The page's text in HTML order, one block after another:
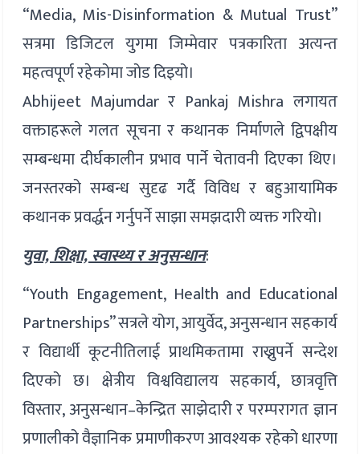
“Media, Mis-Disinformation & Mutual Trust”
सत्रमा डिजिटल युगमा जिम्मेवार पत्रकारिता अत्यन्त
महत्वपूर्ण रहेकोमा जोड दिइयो।
Abhijeet Majumdar र Pankaj Mishra लगायत
वक्ताहरूले गलत सूचना र कथानक निर्माणले द्विपक्षीय
सम्बन्धमा दीर्घकालीन प्रभाव पार्ने चेतावनी दिएका थिए।
जनस्तरको सम्बन्ध सुदृढ गर्दै विविध र बहुआयामिक
कथानक प्रवर्द्धन गर्नुपर्ने साझा समझदारी व्यक्त गरियो।
युवा, शिक्षा, स्वास्थ्य र अनुसन्धान:
“Youth Engagement, Health and Educational
Partnerships” सत्रले योग, आयुर्वेद, अनुसन्धान सहकार्य
र विद्यार्थी कूटनीतिलाई प्राथमिकतामा राख्नुपर्ने सन्देश
दिएको छ। क्षेत्रीय विश्वविद्यालय सहकार्य, छात्रवृत्ति
विस्तार, अनुसन्धान–केन्द्रित साझेदारी र परम्परागत ज्ञान
प्रणालीको वैज्ञानिक प्रमाणीकरण आवश्यक रहेको धारणा